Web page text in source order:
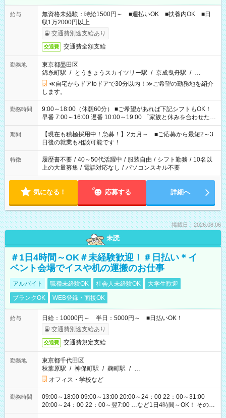
給与
無資格未経験：時給1500円～ ■週払いOK ■扶養内OK ■日
収1万2000円以上
交通費別途支給あり
交通費 交通費全額支給
勤務地
東京都墨田区
錦糸町駅 / とうきょうスカイツリー駅 / 京成曳舟駅 / …
≪自宅からドアtoドアで30分以内！≫ご希望の勤務地を紹介
します。
勤務時間
9:00～18:00（休憩60分） ■ご希望があれば下記シフトもOK！
早番 7:00～16:00 遅番 10:00～19:00 「家族と休みを合わせた
い」 「余裕を持って夕飯の準備がしたい」 「できれば残業はし
たくない」 など、ご希望を教えてくださいね。 ※Wワーク希望
の方へ 今ご覧のお仕事で希望する勤務時間と、もう1つのお仕事
の勤務時間。 合計で週40時間を超える場合は応募できません。
期間
【現在も積極採用中！急募！】2カ月～ ■ご応募から最短2～3
日後の就業も相談可能です！
特徴 履歴書不要 / 40～50代活躍中 / 服装自由 / シフト勤務 / 10名以
上の大量募集 / 電話対応なし / パソコンスキル不要
気になる！ 応募する 詳細へ
掲載日：2026.08.06
未読
＃1日4時間～OK＃未経験歓迎！＃日払い＊イ
ベント会場でイスや机の運搬のお仕事
アルバイト 職種未経験OK 社会人未経験OK
大学生歓迎
ブランクOK
WEB登録・面接OK
給与
日給：10000円～ 半日：5000円～ ■日払いOK！
交通費別途支給あり
交通費 交通費規定支給
勤務地
東京都千代田区
秋葉原駅 / 神保町駅 / 麹町駅 / …
オフィス・学校など
勤務時間
09:00～18:00 09:00～13:00 20:00～24：00 22：00～31:00
20:00～24：00 22：00～翌7:00 …など1日4時間～OK！ その他
シフトもございます！ お気軽にご相談ください！